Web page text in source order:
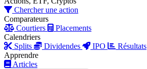
Chercher une action
Comparateurs
Courtiers
Placements
Calendriers
Splits
Dividendes IPO
Résultats
Apprendre
Articles